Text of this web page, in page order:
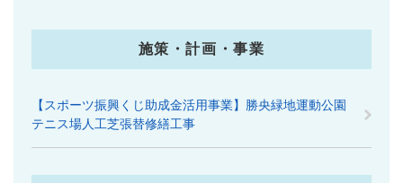
施策・計画・事業
【スポーツ振興くじ助成金活用事業】勝央緑地運動公園
テニス場人工芝張替修繕工事